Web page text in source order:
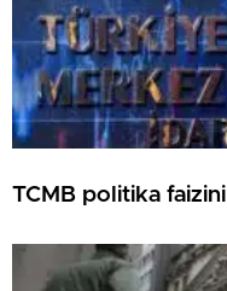
TCMB politika